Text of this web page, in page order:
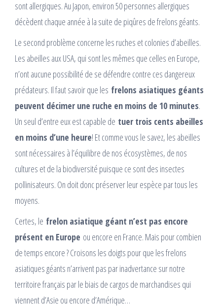
sont allergiques. Au Japon, environ 50 personnes allergiques
décèdent chaque année à la suite de piqûres de frelons géants.
Le second problème concerne les ruches et colonies d’abeilles.
Les abeilles aux USA, qui sont les mêmes que celles en Europe,
n’ont aucune possibilité de se défendre contre ces dangereux
prédateurs. Il faut savoir que les frelons asiatiques géants
peuvent décimer une ruche en moins de 10 minutes.
Un seul d’entre eux est capable de tuer trois cents abeilles
en moins d’une heure! Et comme vous le savez, les abeilles
sont nécessaires à l’équilibre de nos écosystèmes, de nos
cultures et de la biodiversité puisque ce sont des insectes
pollinisateurs. On doit donc préserver leur espèce par tous les
moyens.
Certes, le frelon asiatique géant n’est pas encore
présent en Europe ou encore en France. Mais pour combien
de temps encore ? Croisons les doigts pour que les frelons
asiatiques géants n’arrivent pas par inadvertance sur notre
territoire français par le biais de cargos de marchandises qui
viennent d’Asie ou encore d’Amérique…